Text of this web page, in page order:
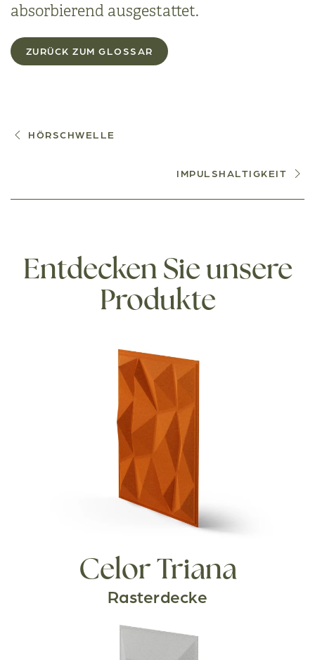
absorbierend ausgestattet.
ZURÜCK ZUM GLOSSAR
HÖRSCHWELLE
IMPULSHALTIGKEIT
Entdecken Sie unsere
Produkte
Celor Triana
Rasterdecke